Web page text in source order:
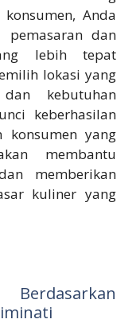
Anda
pemasaran dan
lebih tepat
lokasi yang
kebutuhan
keberhasilan
konsumen yang
membantu
memberikan
kuliner yang